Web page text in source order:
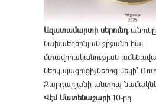
Ազատամարտի սերունդ
նախաեղեռնյան շրջանի հայ
մտավորականության
ներկայացուցիչներից մեկի՝
Զարդարյանի անտիպ
Վէմ Մատենաշարի 10-րդ